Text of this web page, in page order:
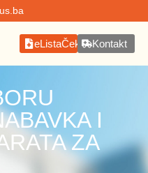
eListaČekanjaKontakt
I
ZA